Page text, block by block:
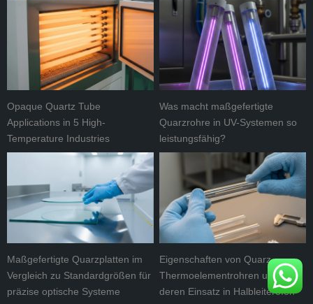
Opaque Quartz Tube
Applications in 5 High-
Temperature Industries
Was macht maßgefertigte
Quarzrohre in UV-Systemen so
leistungsfähig?
Maßgefertigte Quarzplatten im
Vergleich zu Standardgrößen für
präzise optische Systeme
Eigenschaften von Quarz-
Thermoelementrohren und
deren Einsatz in Halbleiteröfen